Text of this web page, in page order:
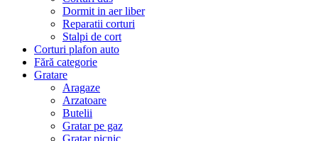
Dormit in aer liber
Reparatii corturi
Stalpi de cort
Corturi plafon auto
Fără categorie
Gratare
Aragaze
Arzatoare
Butelii
Gratar pe gaz
Gratar picnic